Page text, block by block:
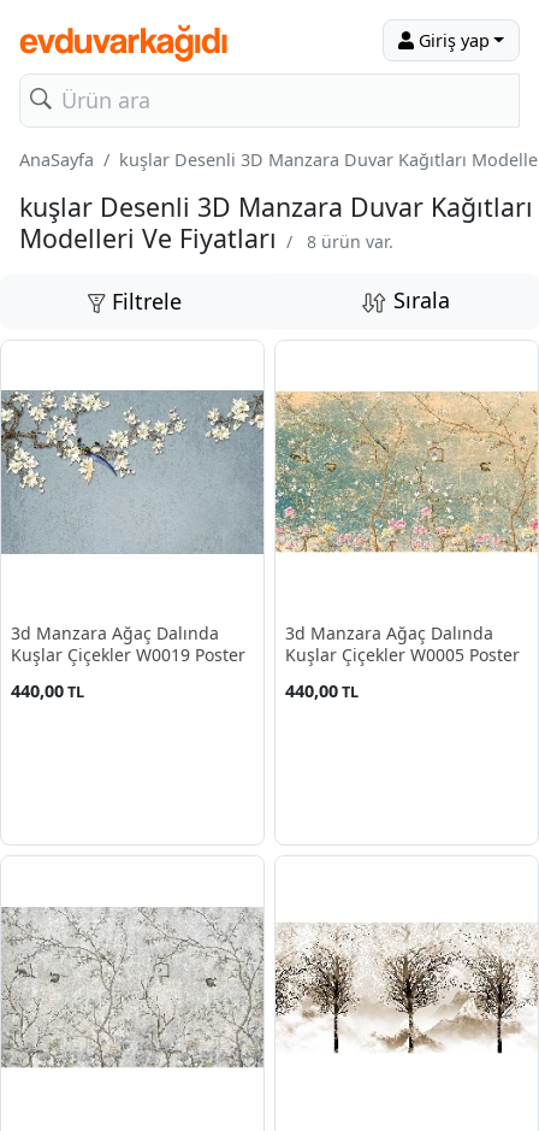
Giriş yap
AnaSayfa kuşlar Desenli 3D Manzara Duvar Kağıtları
kuşlar Desenli 3D Manzara Duvar Kağıtları
Modelleri Ve Fiyatları / 8 ürün var.
Filtrele Sırala
3d Manzara Ağaç Dalında
Kuşlar Çiçekler W0019 Poster
440,00TL
3d Manzara Ağaç Dalında
Kuşlar Çiçekler W0005 Poster
440,00TL